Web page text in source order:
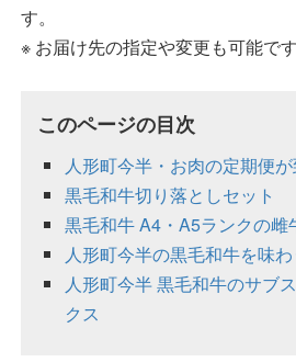
す。
※ お届け先の指定や変更も可能です
このページの目次
人形町今半・お肉の定期便
黒毛和牛切り落としセット
黒毛和牛 A4・A5ランクの雌
人形町今半の黒毛和牛を味わ
人形町今半 黒毛和牛のサブ
クス